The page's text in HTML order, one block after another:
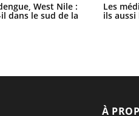
West Nile :
dans le sud de la
Les
ils aussi
À